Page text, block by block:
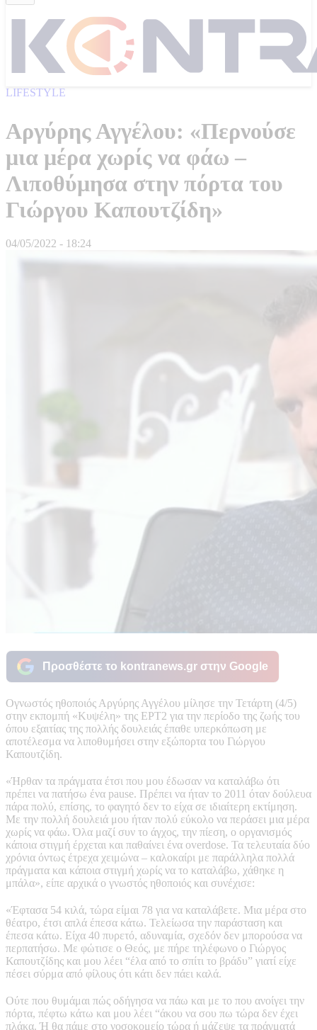
LIFESTYLE
Αργύρης Αγγέλου: «Περνούσε
μια μέρα χωρίς να φάω –
Λιποθύμησα στην πόρτα του
Γιώργου Καπουτζίδη»
04/05/2022 - 18:24
Προσθέστε το kontranews.gr στην Google
Ογνωστός ηθοποιός Αργύρης Αγγέλου μίλησε την Τετάρτη (4/5)
στην εκπομπή «Κυψέλη» της ΕΡΤ2 για την περίοδο της ζωής του
όπου εξαιτίας της πολλής δουλειάς έπαθε υπερκόπωση με
αποτέλεσμα να λιποθυμήσει στην εξώπορτα του Γιώργου
Καπουτζίδη.
«Ήρθαν τα πράγματα έτσι που μου έδωσαν να καταλάβω ότι
πρέπει να πατήσω ένα pause. Πρέπει να ήταν το 2011 όταν δούλευα
πάρα πολύ, επίσης, το φαγητό δεν το είχα σε ιδιαίτερη εκτίμηση.
Με την πολλή δουλειά μου ήταν πολύ εύκολο να περάσει μια μέρα
χωρίς να φάω. Όλα μαζί συν το άγχος, την πίεση, ο οργανισμός
κάποια στιγμή έρχεται και παθαίνει ένα overdose. Τα τελευταία δύο
χρόνια όντως έτρεχα χειμώνα – καλοκαίρι με παράλληλα πολλά
πράγματα και κάποια στιγμή χωρίς να το καταλάβω, χάθηκε η
μπάλα», είπε αρχικά ο γνωστός ηθοποιός και συνέχισε:
«Έφτασα 54 κιλά, τώρα είμαι 78 για να καταλάβετε. Μια μέρα στο
θέατρο, έτσι απλά έπεσα κάτω. Τελείωσα την παράσταση και
έπεσα κάτω. Είχα 40 πυρετό, αδυναμία, σχεδόν δεν μπορούσα να
περπατήσω. Με φώτισε ο Θεός, με πήρε τηλέφωνο ο Γιώργος
Καπουτζίδης και μου λέει “έλα από το σπίτι το βράδυ” γιατί είχε
πέσει σύρμα από φίλους ότι κάτι δεν πάει καλά.
Ούτε που θυμάμαι πώς οδήγησα να πάω και με το που ανοίγει την
πόρτα, πέφτω κάτω και μου λέει “άκου να σου πω τώρα δεν έχει
πλάκα. Ή θα πάμε στο νοσοκομείο τώρα ή μάζεψε τα πράγματά